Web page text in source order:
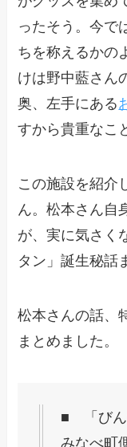
ったそう。今で
ちを称えるかの
けは野中藍さん
奥、左手にある
すから貴重なこ
この施設を紹介
ん。松本さん自
が、実に気さく
タン」誕生秘話
松本さんの話、
まとめました。
■ 「びん
みなべ町